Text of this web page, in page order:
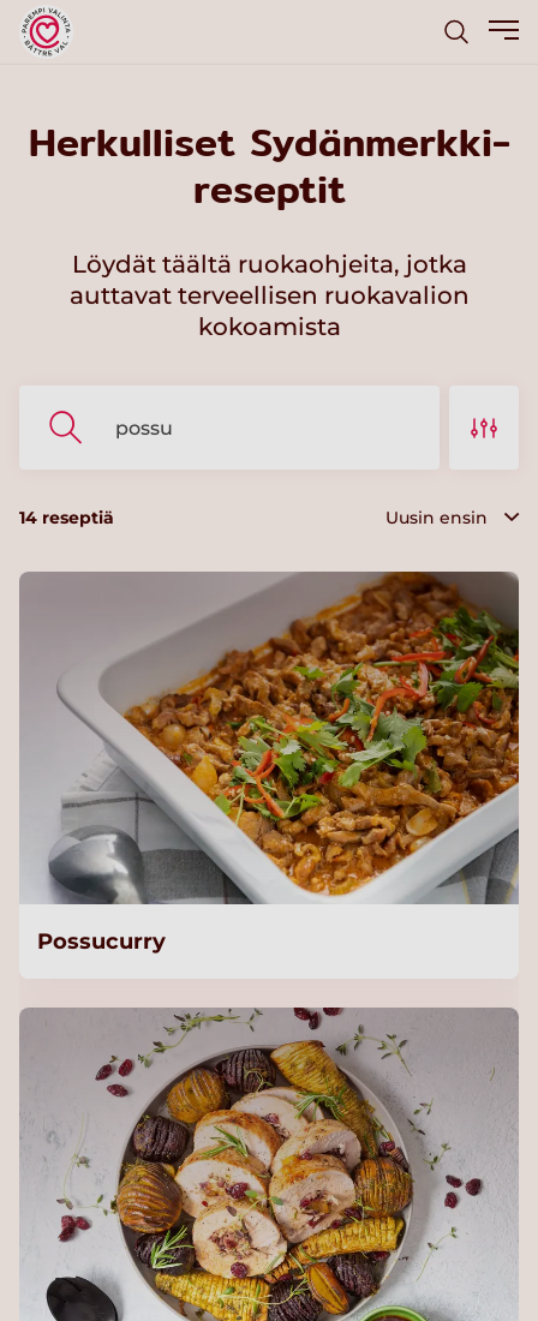
Herkulliset Sydänmerkki-
reseptit
Löydät täältä ruokaohjeita, jotka
auttavat terveellisen ruokavalion
kokoamista
14 reseptiä
Possucurry